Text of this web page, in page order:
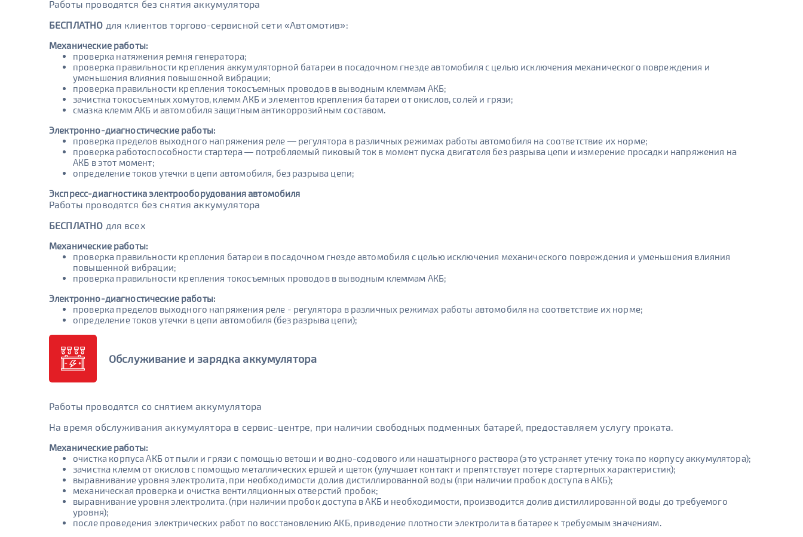
Работы проводятся без снятия аккумулятора
БЕСПЛАТНО для клиентов торгово-сервисной сети «Автомотив»:
Механические работы:
проверка натяжения ремня генератора;
проверка правильности крепления аккумуляторной батареи в посадочном гнезде автомобиля с целью исключения механического повреждения и
уменьшения влияния повышенной вибрации;
проверка правильности крепления токосъемных проводов в выводным клеммам АКБ;
зачистка токосъемных хомутов, клемм АКБ и элементов крепления батареи от окислов, солей и грязи;
смазка клемм АКБ и автомобиля защитным антикоррозийным составом.
Электронно-диагностические работы:
проверка пределов выходного напряжения реле — регулятора в различных режимах работы автомобиля на соответствие их норме;
проверка работоспособности стартера — потребляемый пиковый ток в момент пуска двигателя без разрыва цепи и измерение просадки напряжения на
АКБ в этот момент;
определение токов утечки в цепи автомобиля, без разрыва цепи;
Экспресс-диагностика электрооборудования автомобиля
Работы проводятся без снятия аккумулятора
БЕСПЛАТНО для всех
Механические работы:
проверка правильности крепления батареи в посадочном гнезде автомобиля с целью исключения механического повреждения и уменьшения влияния
повышенной вибрации;
проверка правильности крепления токосъемных проводов в выводным клеммам АКБ;
Электронно-диагностические работы:
проверка пределов выходного напряжения реле - регулятора в различных режимах работы автомобиля на соответствие их норме;
определение токов утечки в цепи автомобиля (без разрыва цепи);
Обслуживание и зарядка аккумулятора
Работы проводятся со снятием аккумулятора
На время обслуживания аккумулятора в сервис-центре, при наличии свободных подменных батарей, предоставляем услугу проката.
Механические работы:
очистка корпуса АКБ от пыли и грязи с помощью ветоши и водно-содового или нашатырного раствора (это устраняет утечку тока по корпусу аккумулятора);
зачистка клемм от окислов с помощью металлических ершей и щеток (улучшает контакт и препятствует потере стартерных характеристик);
выравнивание уровня электролита, при необходимости долив дистиллированной воды (при наличии пробок доступа в АКБ);
механическая проверка и очистка вентиляционных отверстий пробок;
выравнивание уровня электролита. (при наличии пробок доступа в АКБ и необходимости, производится долив дистиллированной воды до требуемого
уровня);
после проведения электрических работ по восстановлению АКБ, приведение плотности электролита в батарее к требуемым значениям.